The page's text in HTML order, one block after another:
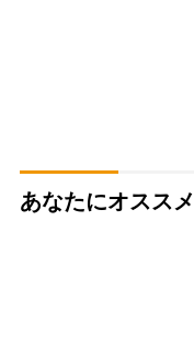
あなたにオススメ